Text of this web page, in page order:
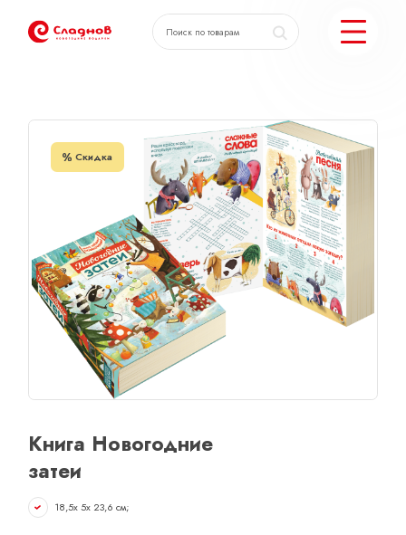
КАТАЛОГ ПОДАРКОВ
ПОДОБРАТЬ ПОДАРКИ
ДОСТАВКА И ОПЛАТА
АКЦИИ
О КОМПАНИИ
ОТЗЫВЫ
КОНТАКТЫ
Каталог Книга Новогодние затеи
Скидка
Книга Новогодние
затеи
18,5х 5х 23,6 см;